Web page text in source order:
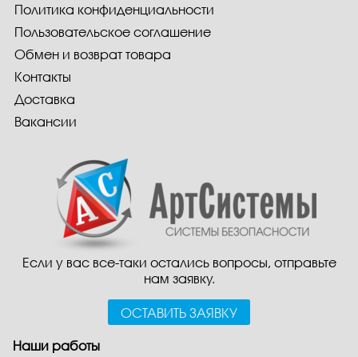
Если у вас все-таки остались вопросы, отправьте
нам заявку.
ОСТАВИТЬ ЗАЯВКУ
Политика конфиденциальности
Пользовательское соглашение
Обмен и возврат товара
Контакты
Доставка
Вакансии
Наши работы